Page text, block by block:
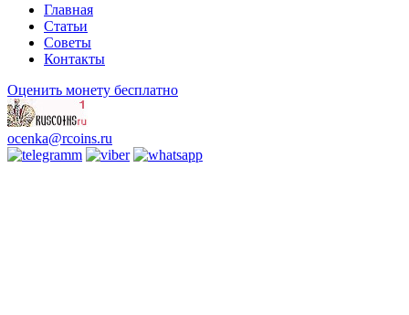
Главная
Статьи
Советы
Контакты
Оценить монету бесплатно
ocenka@rcoins.ru